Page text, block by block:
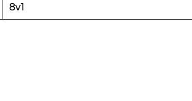
8v1